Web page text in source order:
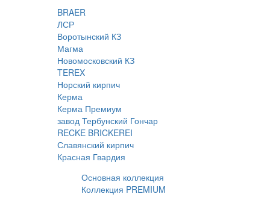
BRAER
ЛСР
Воротынский КЗ
Магма
Новомосковский КЗ
TEREX
Норский кирпич
Керма
Керма Премиум
завод Тербунский Гончар
RECKE BRICKEREI
Славянский кирпич
Красная Гвардия
Основная коллекция
Коллекция PREMIUM